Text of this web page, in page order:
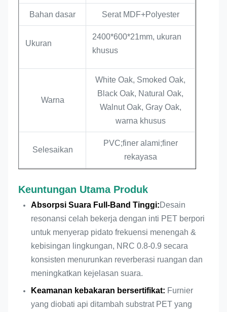
Bahan dasar Serat MDF+Polyester
Ukuran
2400*600*21mm, ukuran
khusus
Warna
White Oak, Smoked Oak,
Black Oak, Natural Oak,
Walnut Oak, Gray Oak,
warna khusus
Selesaikan
PVC;finer alami;finer
rekayasa
Fungsi Inti
Penyerapan Suara &
Dekorasi Interior
Layanan
khusus
Ukuran, Penutup, Warna
Disesuaikan
Ketahanan Api Flame Retardant Opsional
Tingkat
Lingkungan
VOC rendah, ramah
lingkungan
Keuntungan Utama Produk
Absorpsi Suara Full-Band Tinggi:Desain
resonansi celah bekerja dengan inti PET berpori
untuk menyerap pidato frekuensi menengah &
kebisingan lingkungan, NRC 0.8-0.9 secara
konsisten menurunkan reverberasi ruangan dan
meningkatkan kejelasan suara.
Keamanan kebakaran bersertifikat: Furnier
yang diobati api ditambah substrat PET yang